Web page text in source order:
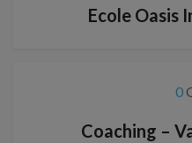
Ecole Oasis
0
Coaching –